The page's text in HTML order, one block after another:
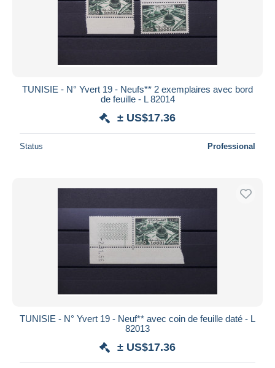
TUNISIE - N° Yvert 19 - Neufs** 2 exemplaires avec bord
de feuille - L 82014
± US$17.36
Status Professional
TUNISIE - N° Yvert 19 - Neuf** avec coin de feuille daté - L
82013
± US$17.36